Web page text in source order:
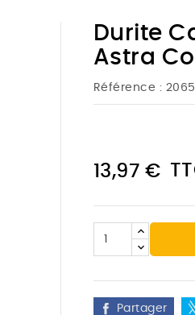
Durite
Astra
Référence :
13,97 €
Partager